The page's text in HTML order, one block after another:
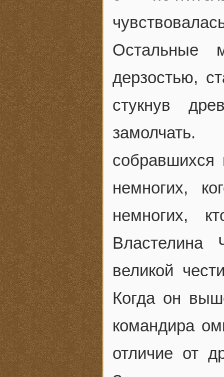
Остальные
дерзостью,
стукнув
немногих,
немногих,
Властелина
великой
Когда он
командира
отличие от